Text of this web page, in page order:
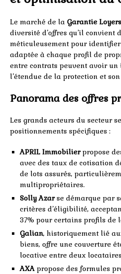
Le marché de la Garantie
diversité d’offres qu’il convient
méticuleusement pour
adaptée à chaque profil de
entre contrats peuvent avoir
l’étendue de la protection et son
Panorama des offres
Les grands acteurs du secteur
positionnements spécifiques :
APRIL Immobilierpropose
avec des taux de cotisation
de lots assurés,
multipropriétaires.
Solly Azarse démarque par
critères d’éligibilité,
37% pour certains profils de
Galian, historiquement lié
biens, offre une couverture
locative entre deux
AXA propose des formules